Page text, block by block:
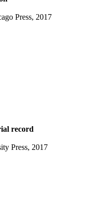
Press, 2017
record
Press, 2017